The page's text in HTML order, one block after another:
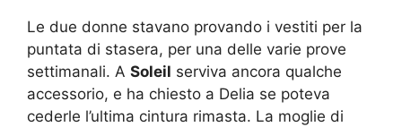
Le due donne stavano provando i vestiti per la
puntata di stasera, per una delle varie prove
settimanali. A Soleil serviva ancora qualche
accessorio, e ha chiesto a Delia se poteva
cederle l’ultima cintura rimasta. La moglie di